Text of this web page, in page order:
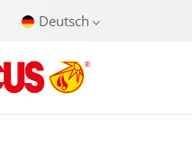
Deutsch